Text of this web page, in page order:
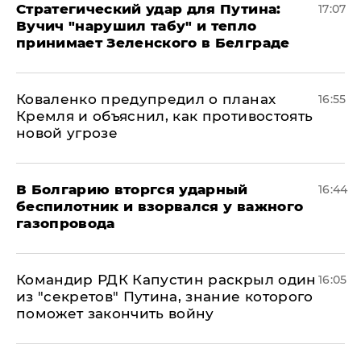
Стратегический удар для Путина:
Вучич "нарушил табу" и тепло
принимает Зеленского в Белграде
17:07
Коваленко предупредил о планах
Кремля и объяснил, как противостоять
новой угрозе
16:55
В Болгарию вторгся ударный
беспилотник и взорвался у важного
газопровода
16:44
Командир РДК Капустин раскрыл один
из "секретов" Путина, знание которого
поможет закончить войну
16:05